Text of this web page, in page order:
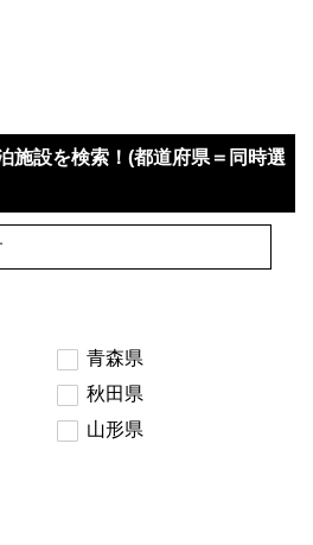
施設を検索！(都道府県＝同時選
青森県
秋田県
山形県